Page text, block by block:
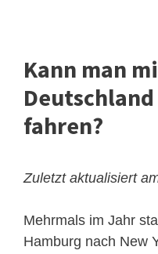
Kann man
fahren?
Zuletzt aktualisiert
Mehrmals im Jahr
Hamburg nach New